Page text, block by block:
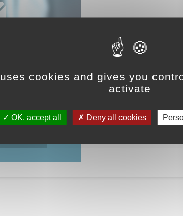
cookies and gives you
activate
OK, accept all Deny all cookies